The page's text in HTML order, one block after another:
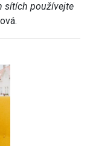
sítích používejte